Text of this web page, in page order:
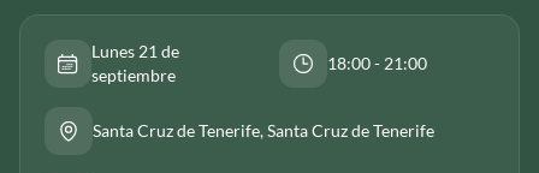
Lunes 21 de
septiembre
18:00 - 21:00
Santa Cruz de Tenerife, Santa Cruz de Tenerife